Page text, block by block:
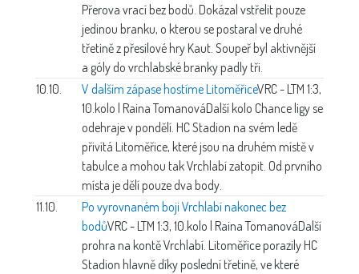
Přerova vrací bez bodů. Dokázal vstřelit pouze
jedinou branku, o kterou se postaral ve druhé
třetině z přesilové hry Kaut. Soupeř byl aktivnější
a góly do vrchlabské branky padly tři.
10.10.
V dalším zápase hostíme LitoměřiceVRC - LTM 1:3,
10.kolo | Raina TomanováDalší kolo Chance ligy se
odehraje v pondělí. HC Stadion na svém ledě
přivítá Litoměřice, které jsou na druhém místě v
tabulce a mohou tak Vrchlabí zatopit. Od prvního
místa je dělí pouze dva body.
11.10.
Po vyrovnaném boji Vrchlabí nakonec bez
bodůVRC - LTM 1:3, 10.kolo | Raina TomanováDalší
prohra na kontě Vrchlabí. Litoměřice porazily HC
Stadion hlavně díky poslední třetině, ve které